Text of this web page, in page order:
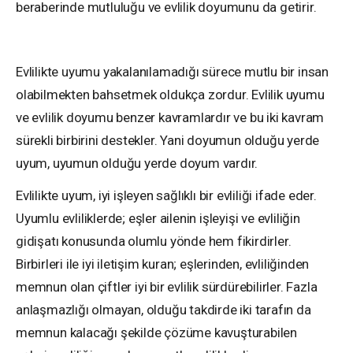
beraberinde mutluluğu ve evlilik doyumunu da getirir.
Evlilikte uyumu yakalanılamadığı sürece mutlu bir insan
olabilmekten bahsetmek oldukça zordur. Evlilik uyumu
ve evlilik doyumu benzer kavramlardır ve bu iki kavram
sürekli birbirini destekler. Yani doyumun olduğu yerde
uyum, uyumun olduğu yerde doyum vardır.
Evlilikte uyum, iyi işleyen sağlıklı bir evliliği ifade eder.
Uyumlu evliliklerde; eşler ailenin işleyişi ve evliliğin
gidişatı konusunda olumlu yönde hem fikirdirler.
Birbirleri ile iyi iletişim kuran; eşlerinden, evliliğinden
memnun olan çiftler iyi bir evlilik sürdürebilirler. Fazla
anlaşmazlığı olmayan, olduğu takdirde iki tarafın da
memnun kalacağı şekilde çözüme kavuşturabilen